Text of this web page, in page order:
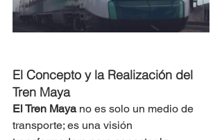
El Concepto y la Realización del
Tren Maya
El Tren Maya no es solo un medio de
transporte; es una visión